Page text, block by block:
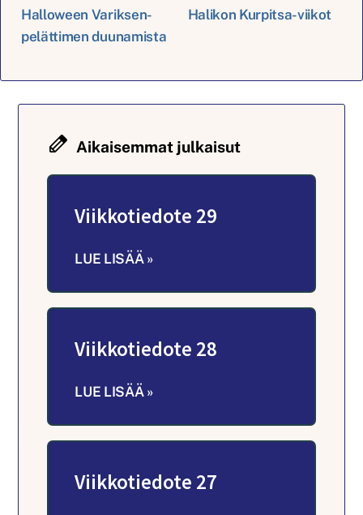
Halloween Variksen-
pelättimen duunamista
Halikon Kurpitsa-viikot
Aikaisemmat julkaisut
Viikkotiedote 29
LUE LISÄÄ »
Viikkotiedote 28
LUE LISÄÄ »
Viikkotiedote 27